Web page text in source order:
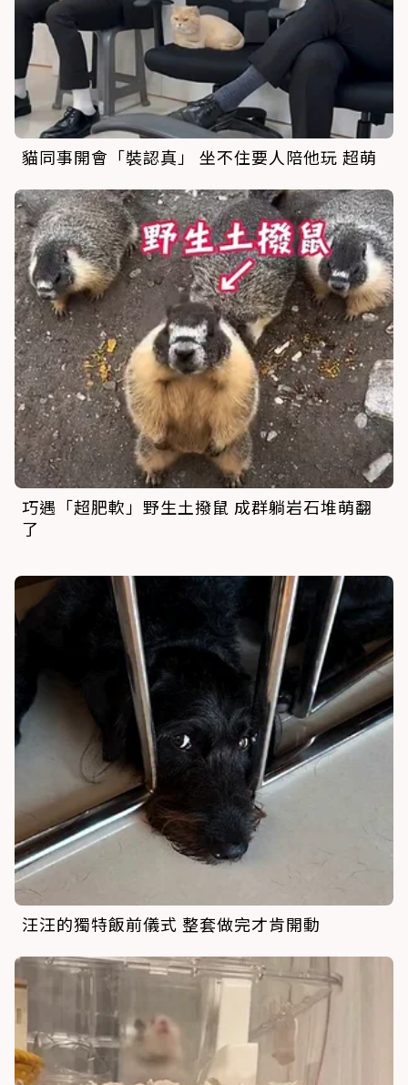
貓同事開會「裝認真」 坐不住要人陪他玩 超萌
巧遇「超肥軟」野生土撥鼠 成群躺岩石堆萌翻
了
汪汪的獨特飯前儀式 整套做完才肯開動